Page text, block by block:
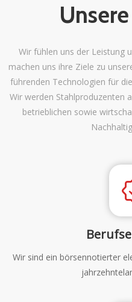
Wir fühlen uns der Leistung
machen uns ihre Ziele zu
führenden Technologien für
Wir werden Stahlproduzenten
betrieblichen sowie
Wir sind ein börsennotierter